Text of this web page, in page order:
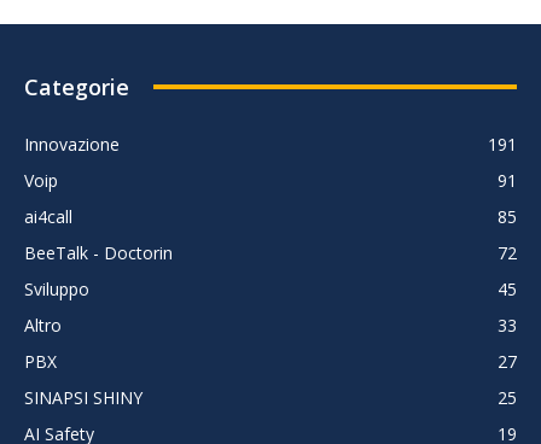
Categorie
Innovazione
191
Voip
91
ai4call
85
BeeTalk - Doctorin
72
Sviluppo
45
Altro
33
PBX
27
SINAPSI SHINY
25
AI Safety
19